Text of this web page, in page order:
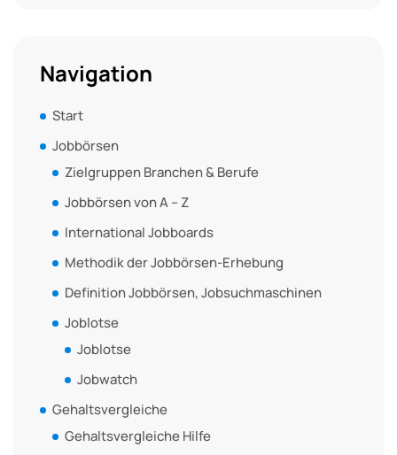
Navigation
Start
Jobbörsen
Zielgruppen Branchen & Berufe
Jobbörsen von A – Z
International Jobboards
Methodik der Jobbörsen-Erhebung
Definition Jobbörsen, Jobsuchmaschinen
Joblotse
Joblotse
Jobwatch
Gehaltsvergleiche
Gehaltsvergleiche Hilfe